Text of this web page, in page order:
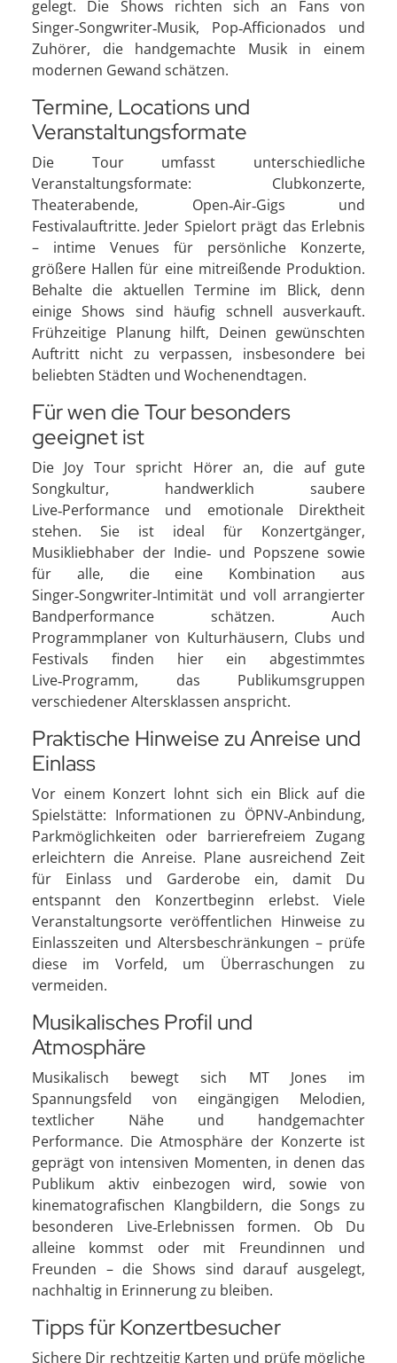
gelegt. Die Shows richten sich an Fans von
Singer‑Songwriter‑Musik, Pop‑Afficionados und
Zuhörer, die handgemachte Musik in einem
modernen Gewand schätzen.
Termine, Locations und
Veranstaltungsformate
Die Tour umfasst unterschiedliche
Veranstaltungsformate: Clubkonzerte,
Theaterabende, Open‑Air‑Gigs und
Festivalauftritte. Jeder Spielort prägt das Erlebnis
– intime Venues für persönliche Konzerte,
größere Hallen für eine mitreißende Produktion.
Behalte die aktuellen Termine im Blick, denn
einige Shows sind häufig schnell ausverkauft.
Frühzeitige Planung hilft, Deinen gewünschten
Auftritt nicht zu verpassen, insbesondere bei
beliebten Städten und Wochenendtagen.
Für wen die Tour besonders
geeignet ist
Die Joy Tour spricht Hörer an, die auf gute
Songkultur, handwerklich saubere
Live‑Performance und emotionale Direktheit
stehen. Sie ist ideal für Konzertgänger,
Musikliebhaber der Indie‑ und Popszene sowie
für alle, die eine Kombination aus
Singer‑Songwriter‑Intimität und voll arrangierter
Bandperformance schätzen. Auch
Programmplaner von Kulturhäusern, Clubs und
Festivals finden hier ein abgestimmtes
Live‑Programm, das Publikumsgruppen
verschiedener Altersklassen anspricht.
Praktische Hinweise zu Anreise und
Einlass
Vor einem Konzert lohnt sich ein Blick auf die
Spielstätte: Informationen zu ÖPNV‑Anbindung,
Parkmöglichkeiten oder barrierefreiem Zugang
erleichtern die Anreise. Plane ausreichend Zeit
für Einlass und Garderobe ein, damit Du
entspannt den Konzertbeginn erlebst. Viele
Veranstaltungsorte veröffentlichen Hinweise zu
Einlasszeiten und Altersbeschränkungen – prüfe
diese im Vorfeld, um Überraschungen zu
vermeiden.
Musikalisches Profil und
Atmosphäre
Musikalisch bewegt sich MT Jones im
Spannungsfeld von eingängigen Melodien,
textlicher Nähe und handgemachter
Performance. Die Atmosphäre der Konzerte ist
geprägt von intensiven Momenten, in denen das
Publikum aktiv einbezogen wird, sowie von
kinematografischen Klangbildern, die Songs zu
besonderen Live‑Erlebnissen formen. Ob Du
alleine kommst oder mit Freundinnen und
Freunden – die Shows sind darauf ausgelegt,
nachhaltig in Erinnerung zu bleiben.
Tipps für Konzertbesucher
Sichere Dir rechtzeitig Karten und prüfe mögliche